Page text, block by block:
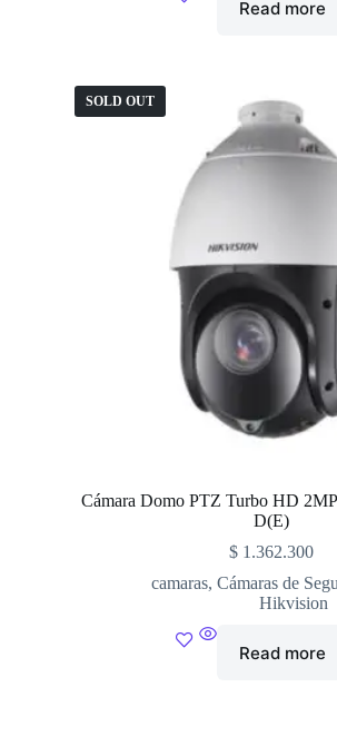
Read more
SOLD OUT
Cámara Domo PTZ Turbo HD
D(E)
$1.362.300
camaras,Cámaras de
Hikvision
Read more